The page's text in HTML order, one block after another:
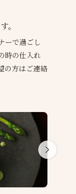
。
ーで過ごし
時の仕入れ
の方はご連絡